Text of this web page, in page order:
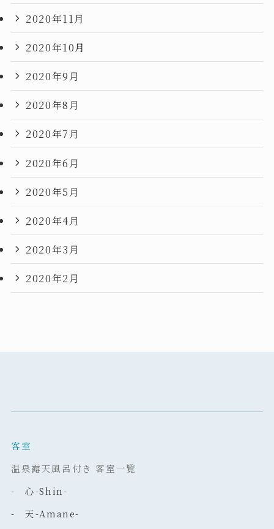
2020年11月
2020年10月
2020年9月
2020年8月
2020年7月
2020年6月
2020年5月
2020年4月
2020年3月
2020年2月
客室
温泉露天風呂付き 客室一覧
- 心-Shin-
- 天-Amane-